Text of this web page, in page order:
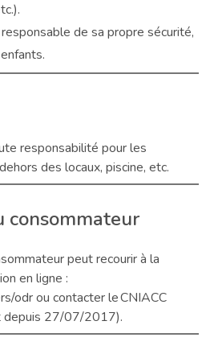
de sa propre sécurité,
responsabilité pour les
des locaux, piscine, etc.
consommateur
peut recourir à la
en ligne :
odr ou contacter le CNIACC
depuis 27/07/2017).